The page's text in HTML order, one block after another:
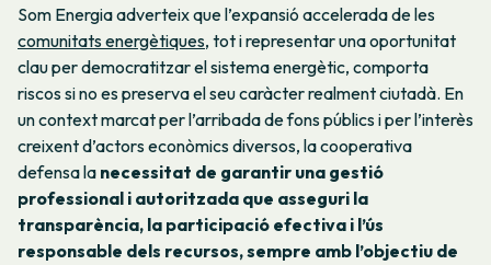
Som Energia adverteix que l’expansió accelerada de les
comunitats energètiques, tot i representar una oportunitat
clau per democratitzar el sistema energètic, comporta
riscos si no es preserva el seu caràcter realment ciutadà. En
un context marcat per l’arribada de fons públics i per l’interès
creixent d’actors econòmics diversos, la cooperativa
defensa la necessitat de garantir una gestió
professional i autoritzada que asseguri la
transparència, la participació efectiva i l’ús
responsable dels recursos, sempre amb l’objectiu de